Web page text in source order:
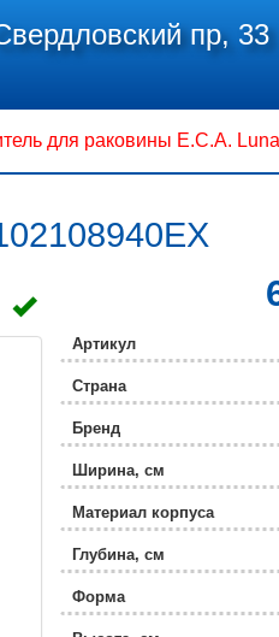
пр, 33
для раковины E.C.A.
Артикул
Страна
Бренд
Ширина, см
Материал корпуса
Глубина, см
Форма